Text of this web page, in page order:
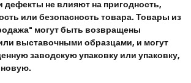
дефекты не влияют на пригодность,
или безопасность товара. Товары из
могут быть возвращены
выставочными образцами, и могут
заводскую упаковку или упаковку,